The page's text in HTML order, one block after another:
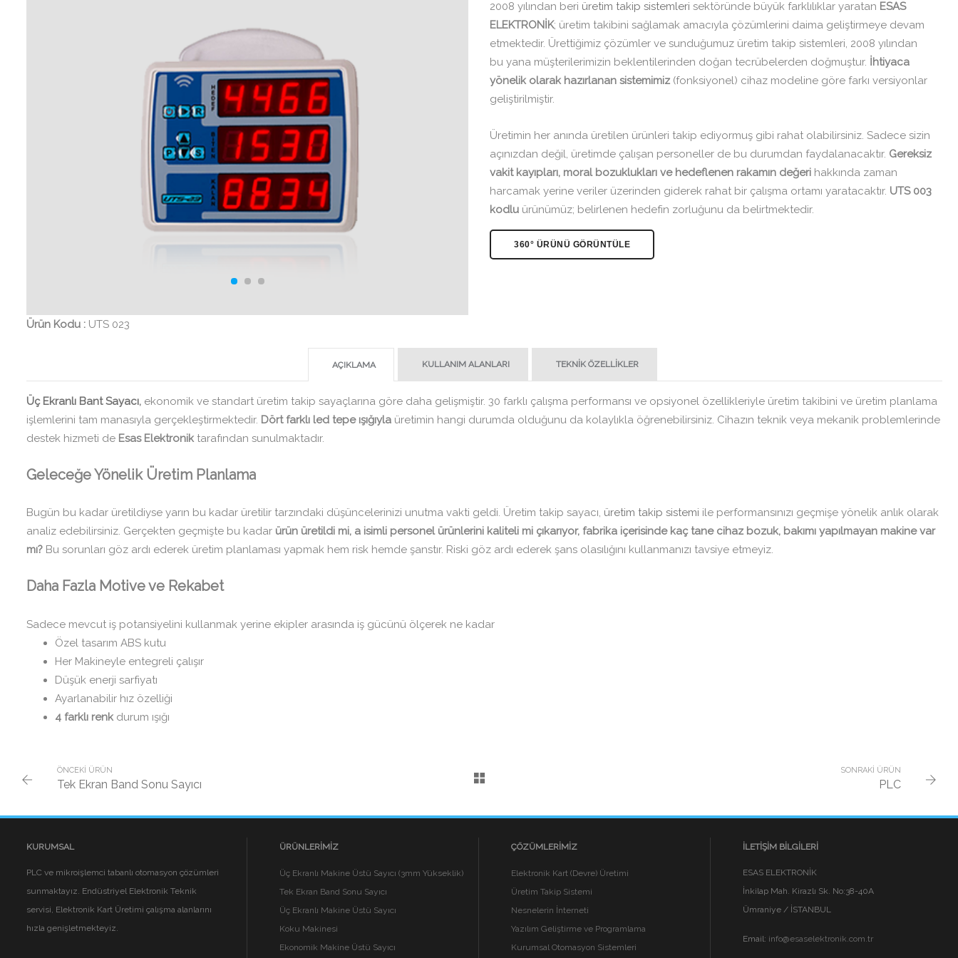
Ürün Kodu : UTS 023
2008 yılından beri üretim takip sistemleri sektöründe büyük farklılıklar yaratan ESAS
ELEKTRONİK; üretim takibini sağlamak amacıyla çözümlerini daima geliştirmeye devam
etmektedir. Ürettiğimiz çözümler ve sunduğumuz üretim takip sistemleri, 2008 yılından
bu yana müşterilerimizin beklentilerinden doğan tecrübelerden doğmuştur. İhtiyaca
yönelik olarak hazırlanan sistemimiz (fonksiyonel) cihaz modeline göre farkı versiyonlar
geliştirilmiştir.
Üretimin her anında üretilen ürünleri takip ediyormuş gibi rahat olabilirsiniz. Sadece sizin
açınızdan değil, üretimde çalışan personeller de bu durumdan faydalanacaktır. Gereksiz
vakit kayıpları, moral bozuklukları ve hedeflenen rakamın değeri hakkında zaman
harcamak yerine veriler üzerinden giderek rahat bir çalışma ortamı yaratacaktır. UTS 003
kodlu ürünümüz; belirlenen hedefin zorluğunu da belirtmektedir.
360° ÜRÜNÜ GÖRÜNTÜLE
AÇIKLAMA KULLANIM ALANLARI TEKNIK ÖZELLIKLER
Üç Ekranlı Bant Sayacı, ekonomik ve standart üretim takip sayaçlarına göre daha gelişmiştir. 30 farklı çalışma performansı ve opsiyonel özellikleriyle üretim takibini ve üretim planlama
işlemlerini tam manasıyla gerçekleştirmektedir. Dört farklı led tepe ışığıyla üretimin hangi durumda olduğunu da kolaylıkla öğrenebilirsiniz. Cihazın teknik veya mekanik problemlerinde
destek hizmeti de Esas Elektronik tarafından sunulmaktadır.
Geleceğe Yönelik Üretim Planlama
Bugün bu kadar üretildiyse yarın bu kadar üretilir tarzındaki düşüncelerinizi unutma vakti geldi. Üretim takip sayacı, üretim takip sistemi ile performansınızı geçmişe yönelik anlık olarak
analiz edebilirsiniz. Gerçekten geçmişte bu kadar ürün üretildi mi, a isimli personel ürünlerini kaliteli mi çıkarıyor, fabrika içerisinde kaç tane cihaz bozuk, bakımı yapılmayan makine var
mı? Bu sorunları göz ardı ederek üretim planlaması yapmak hem risk hemde şanstır. Riski göz ardı ederek şans olasılığını kullanmanızı tavsiye etmeyiz.
Daha Fazla Motive ve Rekabet
Sadece mevcut iş potansiyelini kullanmak yerine ekipler arasında iş gücünü ölçerek ne kadar
Özel tasarım ABS kutu
Her Makineyle entegreli çalışır
Düşük enerji sarfiyatı
Ayarlanabilir hız özelliği
4 farklı renk durum ışığı
ÖNCEKI ÜRÜN
Tek Ekran Band Sonu Sayıcı
SONRAKI ÜRÜN
PLC
KURUMSAL
PLC ve mikroişlemci tabanlı otomasyon çözümleri
sunmaktayız. Endüstriyel Elektronik Teknik
servisi, Elektronik Kart Üretimi çalışma alanlarını
hızla genişletmekteyiz.
ÜRÜNLERIMIZ
Üç Ekranlı Makine Üstü Sayıcı (3mm Yükseklik)
Tek Ekran Band Sonu Sayıcı
Üç Ekranlı Makine Üstü Sayıcı
Koku Makinesi
Ekonomik Makine Üstü Sayıcı
ÇÖZÜMLERIMIZ
Elektronik Kart (Devre) Üretimi
Üretim Takip Sistemi
Nesnelerin İnterneti
Yazılım Geliştirme ve Programlama
Kurumsal Otomasyon Sistemleri
İLETIŞIM BILGILERI
ESAS ELEKTRONİK
İnkilap Mah. Kirazlı Sk. No:38-40A
Ümraniye / İSTANBUL
Email: info@esaselektronik.com.tr